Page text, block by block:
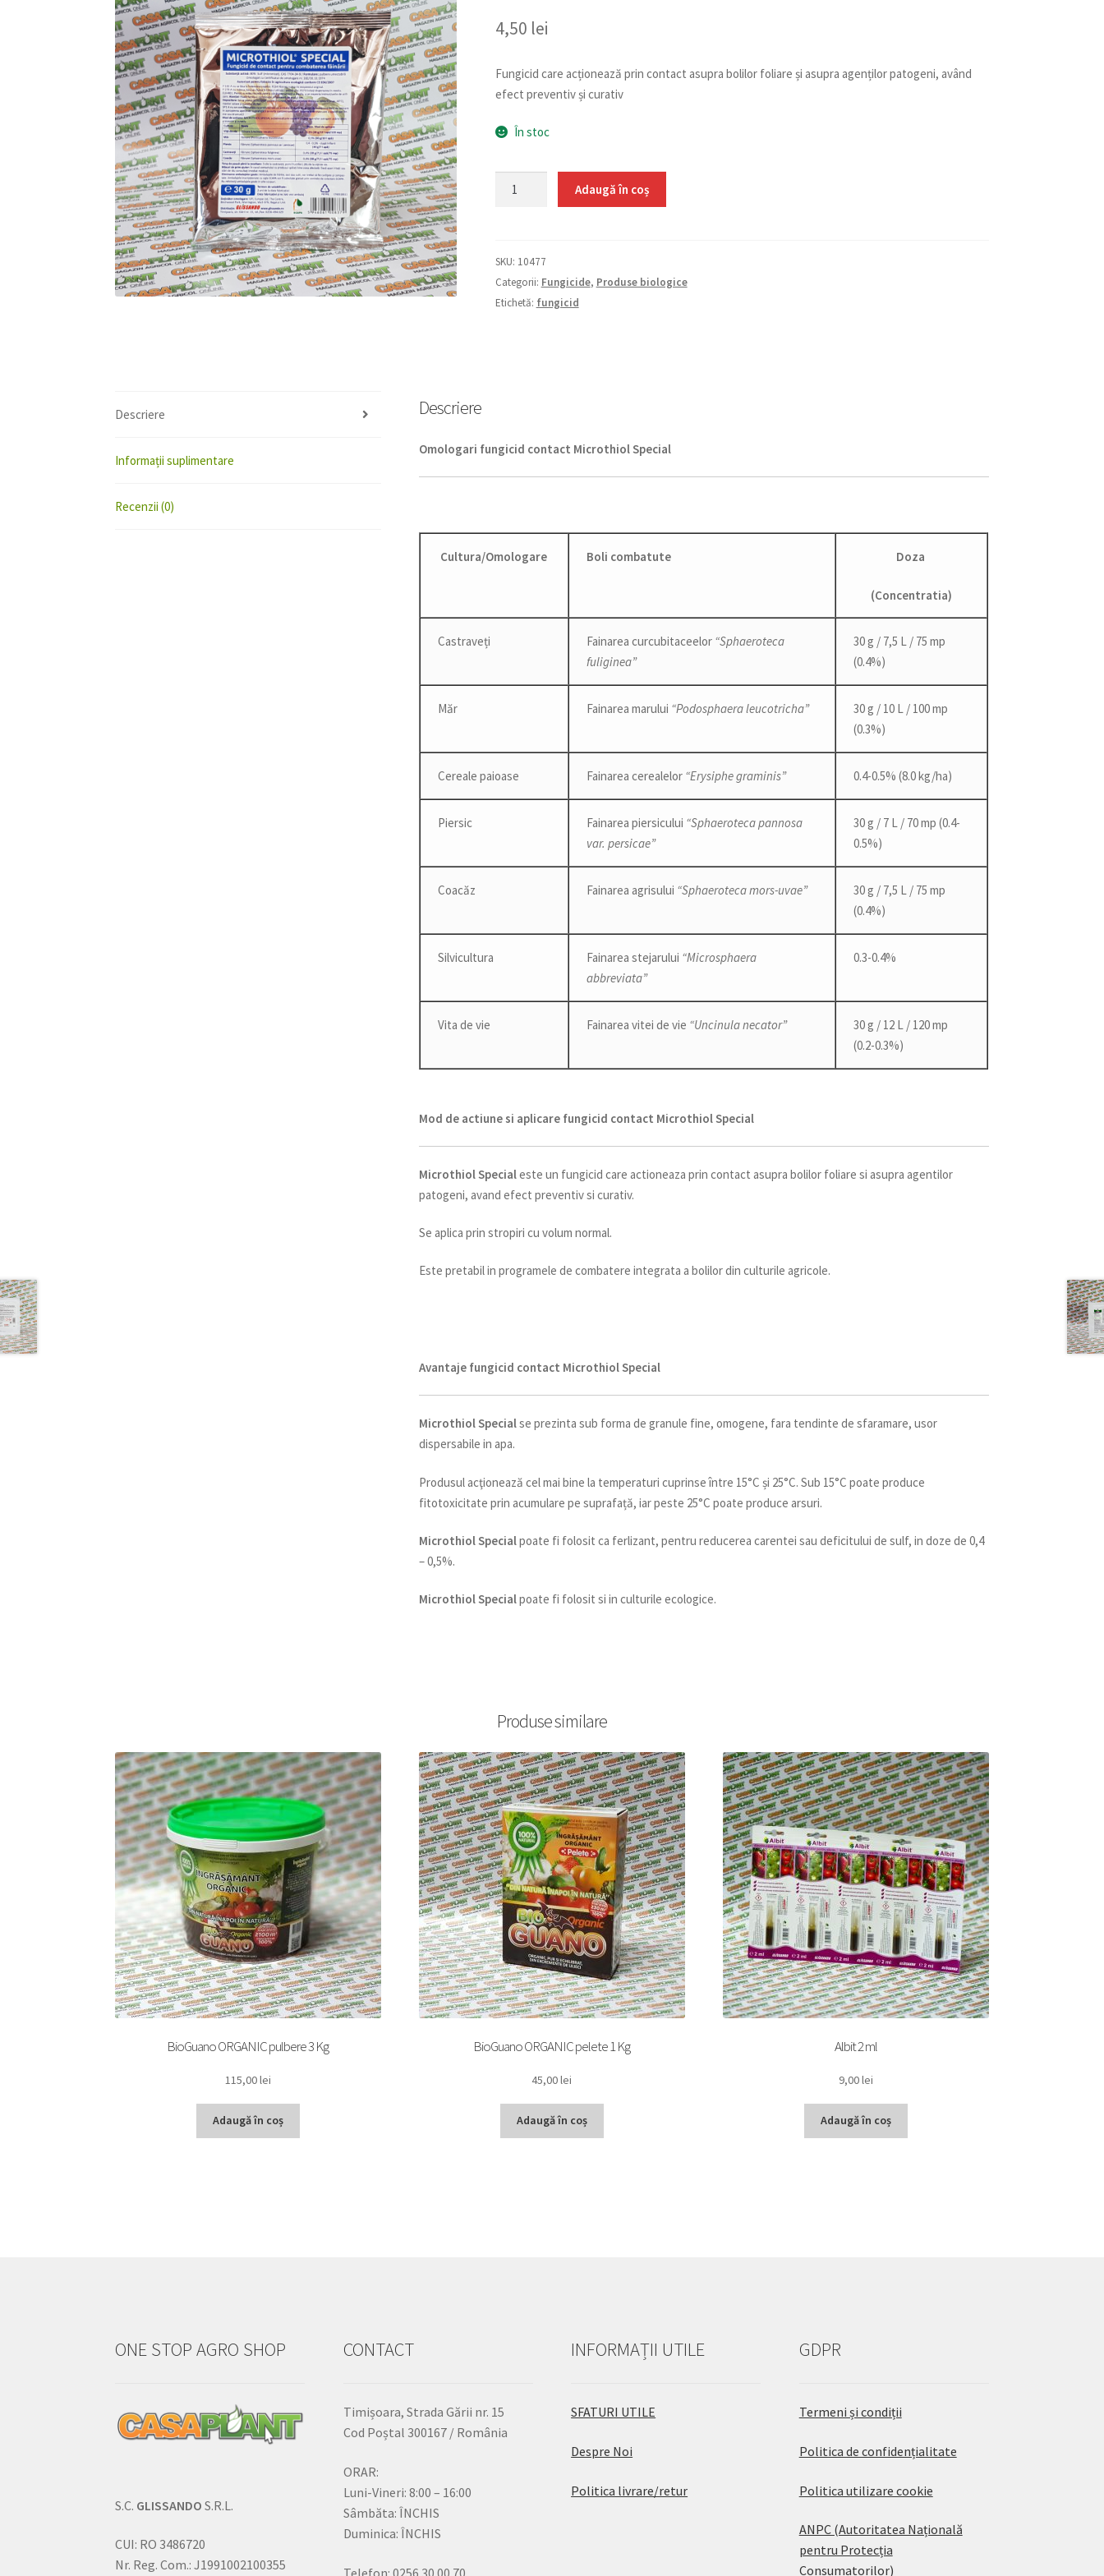
4,50 lei
Fungicid care acționează prin contact asupra bolilor foliare și asupra agenților patogeni, având
efect preventiv și curativ
În stoc
Cantitate
g
Adaugă în coș
SKU: 10477
Categorii: Fungicide, Produse biologice
Etichetă: fungicid
Descriere
Informații suplimentare
Recenzii (0)
Descriere
Omologari fungicid contact Microthiol Special
Cultura/Omologare Boli combatute Doza
(Concentratia)
Castraveți Fainarea curcubitaceelor “Sphaeroteca
fuliginea”
30 g / 7,5 L / 75 mp
(0.4%)
Măr Fainarea marului “Podosphaera leucotricha”
30 g / 10 L / 100 mp
(0.3%)
Cereale paioase Fainarea cerealelor “Erysiphe graminis” 0.4-0.5% (8.0 kg/ha)
Piersic Fainarea piersicului “Sphaeroteca pannosa
var. persicae”
30 g / 7 L / 70 mp (0.4-
0.5%)
Coacăz Fainarea agrisului “Sphaeroteca mors-uvae”
30 g / 7,5 L / 75 mp
(0.4%)
Silvicultura Fainarea stejarului “Microsphaera
abbreviata”
0.3-0.4%
Vita de vie Fainarea vitei de vie “Uncinula necator”
30 g / 12 L / 120 mp
(0.2-0.3%)
Mod de actiune si aplicare fungicid contact Microthiol Special
Microthiol Specialeste un fungicid care actioneaza prin contact asupra bolilor foliare si asupra agentilor
patogeni, avand efect preventiv si curativ.
Se aplica prin stropiri cu volum normal.
Este pretabil in programele de combatere integrata a bolilor din culturile agricole.
Avantaje fungicid contact Microthiol Special
Microthiol Specialse prezinta sub forma de granule fine, omogene, fara tendinte de sfaramare, usor
dispersabile in apa.
Produsul acţionează cel mai bine la temperaturi cuprinse între 15°C și 25°C. Sub 15°C poate produce
fitotoxicitate prin acumulare pe suprafață, iar peste 25°C poate produce arsuri.
Microthiol Specialpoate fi folosit ca ferlizant, pentru reducerea carentei sau deficitului de sulf, in doze de 0,4
– 0,5%.
Microthiol Specialpoate fi folosit si in culturile ecologice.
Produse similare
BioGuano ORGANIC pulbere 3 Kg
115,00lei
Adaugă în coș
BioGuano ORGANIC pelete 1 Kg
45,00lei
Adaugă în coș
Albit 2 ml
9,00lei
Adaugă în coș
ONE STOP AGRO SHOP
S.C. GLISSANDO S.R.L.
CUI: RO 3486720
Nr. Reg. Com.: J1991002100355
CONTACT
Timișoara, Strada Gării nr. 15
Cod Poștal 300167 / România
ORAR:
Luni-Vineri: 8:00 – 16:00
Sâmbăta: ÎNCHIS
Duminica: ÎNCHIS
Telefon: 0256.30.00.70
INFORMAȚII UTILE
SFATURI UTILE
Despre Noi
Politica livrare/retur
GDPR
Termeni și condiții
Politica de confidențialitate
Politica utilizare cookie
ANPC (Autoritatea Națională
pentru Protecția
Consumatorilor)